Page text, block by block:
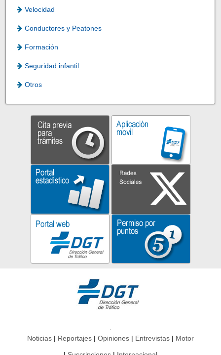
Velocidad
Conductores y Peatones
Formación
Seguridad infantil
Otros
Noticias Reportajes Opiniones Entrevistas Motor